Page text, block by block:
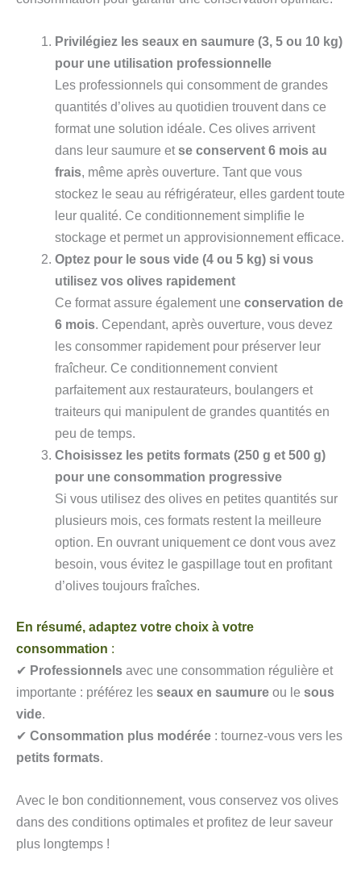
Privilégiez les seaux en saumure (3, 5 ou 10 kg)
pour une utilisation professionnelle
Les professionnels qui consomment de grandes
quantités d’olives au quotidien trouvent dans ce
format une solution idéale. Ces olives arrivent
dans leur saumure etse conservent 6 mois au
frais, même après ouverture. Tant que vous
stockez le seau au réfrigérateur, elles gardent toute
leur qualité. Ce conditionnement simplifie le
stockage et permet un approvisionnement efficace.
Optez pour le sous vide (4 ou 5 kg) si vous
utilisez vos olives rapidement
Ce format assure également une conservation de
6 mois. Cependant, après ouverture, vous devez
les consommer rapidement pour préserver leur
fraîcheur. Ce conditionnement convient
parfaitement aux restaurateurs, boulangers et
traiteurs qui manipulent de grandes quantités en
peu de temps.
Choisissez les petits formats (250 g et 500 g)
pour une consommation progressive
Si vous utilisez des olives en petites quantités sur
plusieurs mois, ces formats restent la meilleure
option. En ouvrant uniquement ce dont vous avez
besoin, vous évitez le gaspillage tout en profitant
d’olives toujours fraîches.
En résumé, adaptez votre choix à votre
consommation :
✔ Professionnels avec une consommation régulière et
importante : préférez les seaux en saumure ou le sous
vide.
✔ Consommation plus modérée : tournez-vous vers les
petits formats.
Avec le bon conditionnement, vous conservez vos olives
dans des conditions optimales et profitez de leur saveur
plus longtemps !